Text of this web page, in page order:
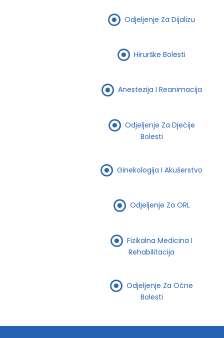
Odjeljenje Za Dijalizu
Hirurške Bolesti
Anestezija I Reanimacija
Odjeljenje Za Dječije
Bolesti
Ginekologija I Akušerstvo
Odjeljenje Za ORL
Fizikalna Medicina I
Rehabilitacija
Odjeljenje Za Očne
Bolesti